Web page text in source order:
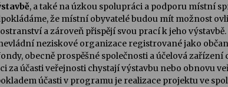
, a také na úzkou spolupráci a podporu místní
že místní obyvatelé budou mít možnost
a zároveň přispějí svou prací k jeho výstavbě.
neziskové organizace registrované jako
obecně prospěšné společnosti a účelová zařízení
za účasti veřejnosti chystají výstavbu nebo obnovu
účasti v programu je realizace projektu ve